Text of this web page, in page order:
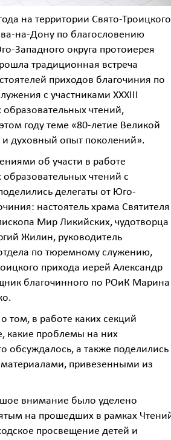
на территории Свято-Троицкого
на-Дону по благословению
Западного округа протоиерея
традиционная встреча
приходов благочиния по
с участниками XXXIII
образовательных чтений,
году теме «80-летие Великой
духовный опыт поколений».
об участи в работе
чтений с
делегаты от Юго-
настоятель храма Святителя
Мир Ликийских, чудотворца
Жилин, руководитель
по тюремному служению,
прихода иерей Александр
благочинного по РОиК Марина
том, в работе каких секций
какие проблемы на них
обсуждалось, а также поделились
привезенными из
внимание было уделено
на прошедших в рамках
просвещение детей и